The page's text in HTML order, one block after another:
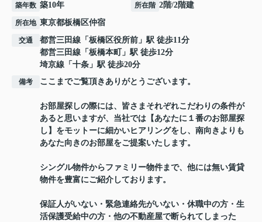
築年数 築10年 所在階 2階/2階建
所在地 東京都板橋区仲宿
交通 都営三田線 「 板橋区役所前 」駅 徒歩11分
都営三田線 「 板橋本町
」駅 徒歩12分
埼京線 「 十条 」駅 徒歩20分
備考 ここまでご覧頂きありがとうございます。
お部屋探しの際には、皆さまそれぞれこだわりの条件が
あると思いますが、当社では【あなたに１番のお部屋探
し】をモットーに細かいヒアリングをし、南向きよりも
あなた向きのお部屋をご提案いたします。
シングル物件からファミリー物件まで、他には無い賃貸
物件を豊富にご紹介しております。
保証人がいない・緊急連絡先がいない・休職中の方・生
活保護受給中の方・他の不動産屋で断られてしまった